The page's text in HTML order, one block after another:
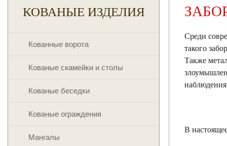
Среди
такого
Также
В
КОВАНЫЕ ИЗДЕЛИЯ
Кованные ворота
Кованые скамейки и столы
Кованые беседки
Кованые ограждения
Мангалы